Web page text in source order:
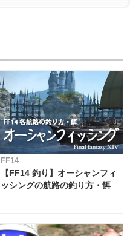
FF14
【FF14 釣り】オーシャンフィ
ッシングの航路の釣り方・餌